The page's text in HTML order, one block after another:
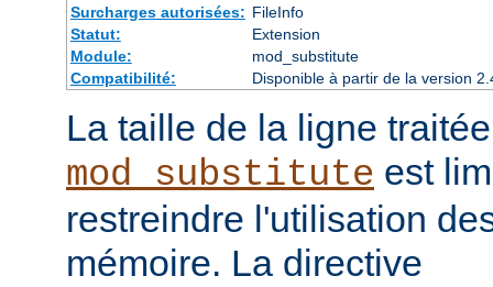
Surcharges autorisées: FileInfo
Statut:
Extension
Module:
mod_substitute
Compatibilité:
Disponible à partir de la version
La taille de la ligne
mod_substitute est
restreindre l'utilisation
mémoire. La directive